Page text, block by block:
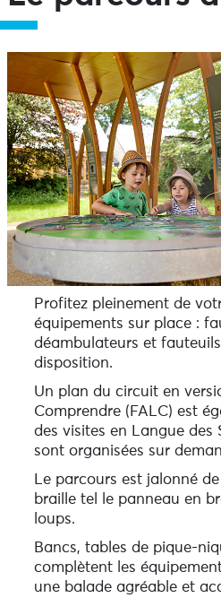
Profitez pleinement de
équipements sur place :
déambulateurs et
disposition.
Un plan du circuit en
Comprendre (FALC) est
des visites en Langue des
sont organisées sur
Le parcours est jalonné
braille tel le panneau en
loups.
Bancs, tables de pique-
complètent les
une balade agréable et